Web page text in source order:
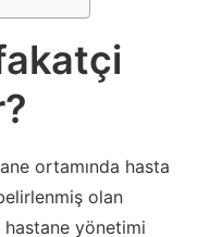
ortamında hasta
olan
hastane yönetimi